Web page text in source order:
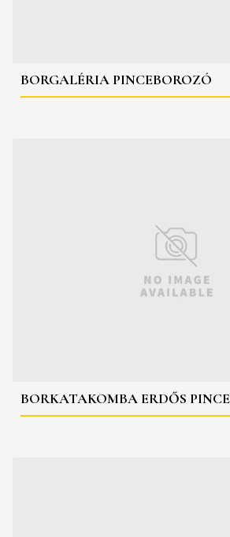
BORGALÉRIA PINCEBOROZÓ
BORKATAKOMBA ERDŐS PINCE